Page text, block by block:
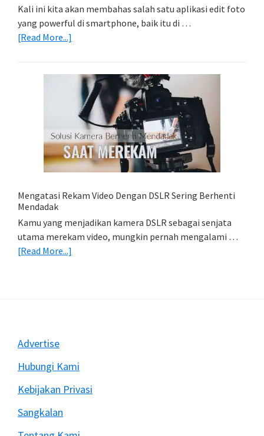
Kali ini kita akan membahas salah satu aplikasi edit foto
yang powerful di smartphone, baik itu di …
[Read More...]
Mobile:
Cara
Simpan
Foto
Di
HP
(Export
Import
Mengatasi Rekam Video Dengan DSLR Sering Berhenti
Mendadak
Kamu yang menjadikan kamera DSLR sebagai senjata
utama merekam video, mungkin pernah mengalami …
[Read More...]
Mendadak
Footer
Advertise
Hubungi Kami
Kebijakan Privasi
Sangkalan